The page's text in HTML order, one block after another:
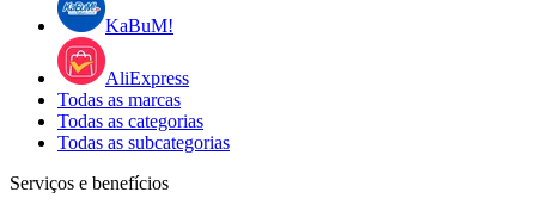
KaBuM!
AliExpress
Todas as marcas
Todas as categorias
Todas as subcategorias
Serviços e benefícios